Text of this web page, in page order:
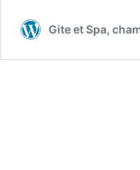
Gite et Spa,